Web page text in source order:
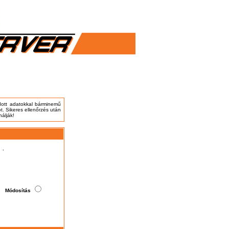
adatokkal bárminemű
Sikeres ellenőrzés után
Módosítás